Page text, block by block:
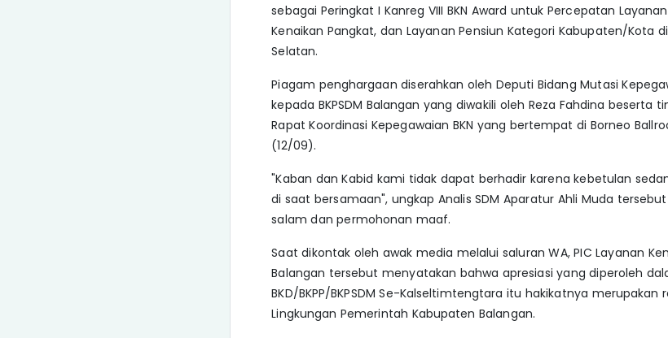
sebagai Peringkat I Kanreg VIII BKN Award untuk Percepatan
Kenaikan Pangkat, dan Layanan Pensiun Kategori Kabupaten/Kota
Selatan.
Piagam penghargaan diserahkan oleh Deputi Bidang Mutasi
kepada BKPSDM Balangan yang diwakili oleh Reza Fahdina beserta
Rapat Koordinasi Kepegawaian BKN yang bertempat di Borneo
(12/09).
"Kaban dan Kabid kami tidak dapat berhadir karena kebetulan
di saat bersamaan", ungkap Analis SDM Aparatur Ahli Muda
salam dan permohonan maaf.
Saat dikontak oleh awak media melalui saluran WA, PIC Layanan
Balangan tersebut menyatakan bahwa apresiasi yang diperoleh
BKD/BKPP/BKPSDM Se-Kalseltimtengtara itu hakikatnya merupakan
Lingkungan Pemerintah Kabupaten Balangan.